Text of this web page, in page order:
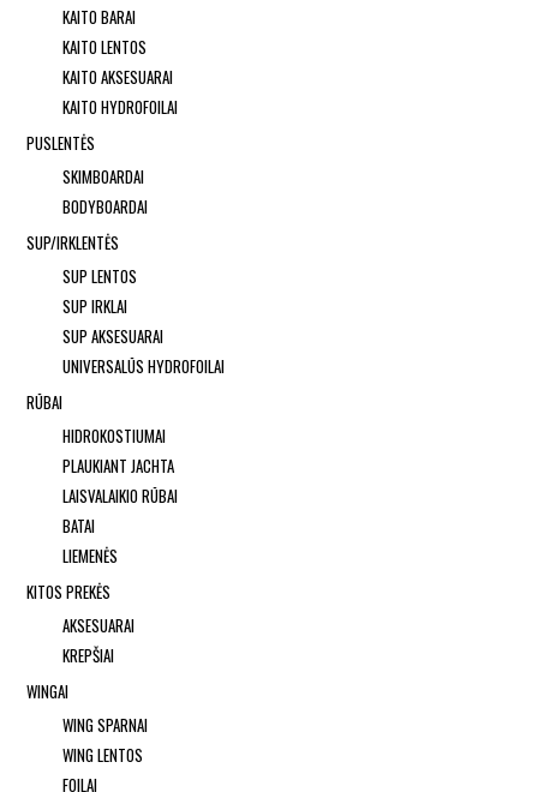
KAITO BARAI
KAITO LENTOS
KAITO AKSESUARAI
KAITO HYDROFOILAI
PUSLENTĖS
SKIMBOARDAI
BODYBOARDAI
SUP/IRKLENTĖS
SUP LENTOS
SUP IRKLAI
SUP AKSESUARAI
UNIVERSALŪS HYDROFOILAI
RŪBAI
HIDROKOSTIUMAI
PLAUKIANT JACHTA
LAISVALAIKIO RŪBAI
BATAI
LIEMENĖS
KITOS PREKĖS
AKSESUARAI
KREPŠIAI
WINGAI
WING SPARNAI
WING LENTOS
FOILAI